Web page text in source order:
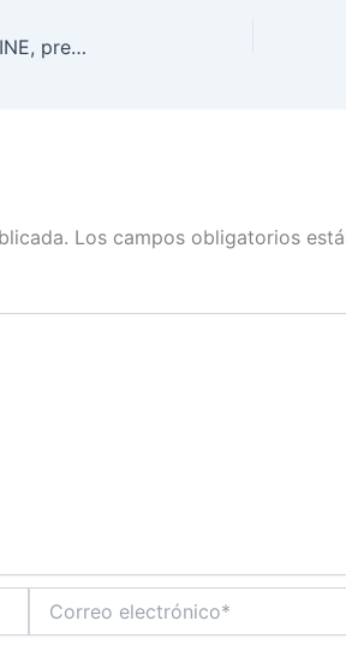
Conferencia de Prensa de las y los Consejeros del INE, previo a la Jornada Electoral
Los campos obligatorios
electrónico*